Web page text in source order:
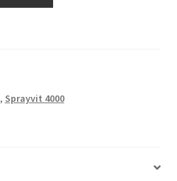
, Sprayvit 4000